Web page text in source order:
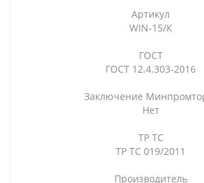
Артикул
WIN-15/К
ГОСТ
ГОСТ 12.4.303-2016
Заключение
Нет
ТР ТС
ТР ТС 019/2011
Производитель